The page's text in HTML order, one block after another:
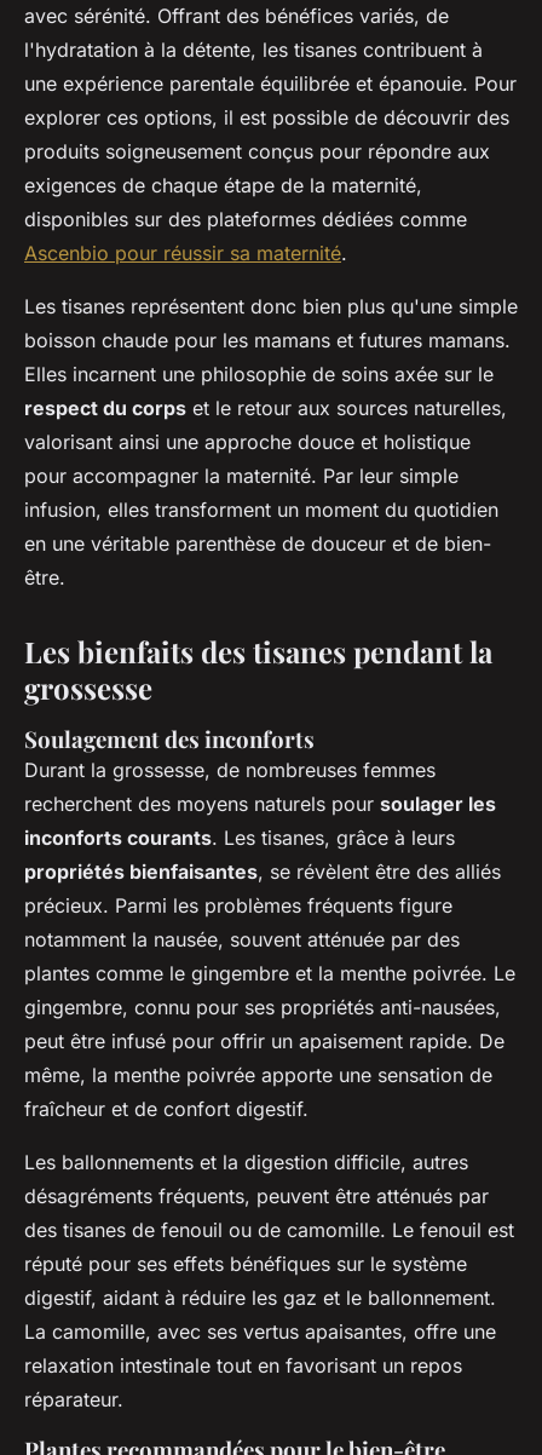
avec sérénité. Offrant des bénéfices variés, de
l'hydratation à la détente, les tisanes contribuent à
une expérience parentale équilibrée et épanouie. Pour
explorer ces options, il est possible de découvrir des
produits soigneusement conçus pour répondre aux
exigences de chaque étape de la maternité,
disponibles sur des plateformes dédiées comme
Ascenbio pour réussir sa maternité.
Les tisanes représentent donc bien plus qu'une simple
boisson chaude pour les mamans et futures mamans.
Elles incarnent une philosophie de soins axée sur le
respect du corps et le retour aux sources naturelles,
valorisant ainsi une approche douce et holistique
pour accompagner la maternité. Par leur simple
infusion, elles transforment un moment du quotidien
en une véritable parenthèse de douceur et de bien-
être.
Les bienfaits des tisanes pendant la
grossesse
Soulagement des inconforts
Durant la grossesse, de nombreuses femmes
recherchent des moyens naturels pour soulager les
inconforts courants. Les tisanes, grâce à leurs
propriétés bienfaisantes, se révèlent être des alliés
précieux. Parmi les problèmes fréquents figure
notamment la nausée, souvent atténuée par des
plantes comme le gingembre et la menthe poivrée. Le
gingembre, connu pour ses propriétés anti-nausées,
peut être infusé pour offrir un apaisement rapide. De
même, la menthe poivrée apporte une sensation de
fraîcheur et de confort digestif.
Les ballonnements et la digestion difficile, autres
désagréments fréquents, peuvent être atténués par
des tisanes de fenouil ou de camomille. Le fenouil est
réputé pour ses effets bénéfiques sur le système
digestif, aidant à réduire les gaz et le ballonnement.
La camomille, avec ses vertus apaisantes, offre une
relaxation intestinale tout en favorisant un repos
réparateur.